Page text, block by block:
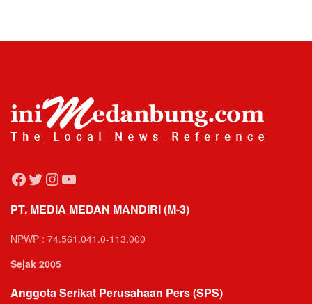
Facebook
Twitter
Instagram
YouTube
PT. MEDIA MEDAN MANDIRI (M-3)
NPWP : 74.561.041.0-113.000
Sejak 2005
Anggota Serikat Perusahaan Pers (SPS)